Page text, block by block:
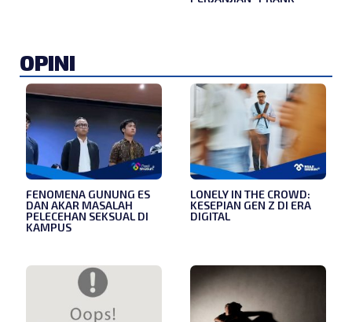
OPINI
FENOMENA GUNUNG ES
DAN AKAR MASALAH
PELECEHAN SEKSUAL DI
KAMPUS
LONELY IN THE CROWD:
KESEPIAN GEN Z DI ERA
DIGITAL